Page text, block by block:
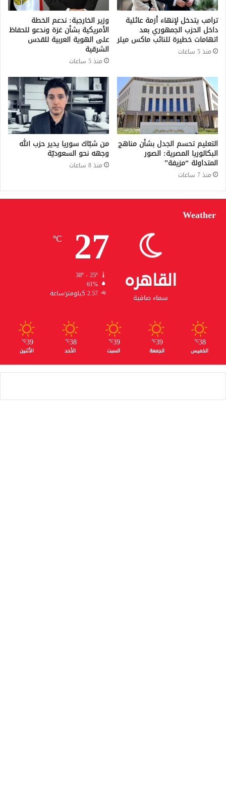
ترامب يتدخل لإنهاء أزمة عائلية
داخل الحزب الجمهوري بعد
اتهامات خطيرة للنائب ماكس ميلر
منذ 5 ساعات
وزير الخارجية: ندعم الخطة
الأمريكية بشأن غزة وندعو للحفاظ
على الهوية العربية للقدس
الشرقية
منذ 5 ساعات
التعليم تحسم الجدل بشأن مناهج
البكالوريا المصرية: الصور
المتداولة “مزيفة”
منذ 7 ساعات
من شبّاك سوريا يدير حزب الله
وجهه نحو السعوديّة
منذ 8 ساعات
Weather
القاهره
سماء صافية
27
℃
38º - 25º
61%
2.57 كيلومتر/ساعة
38
℃
الخميس
39
℃
الجمعة
39
℃
السبت
38
℃
الأحد
39
℃
الأثنين